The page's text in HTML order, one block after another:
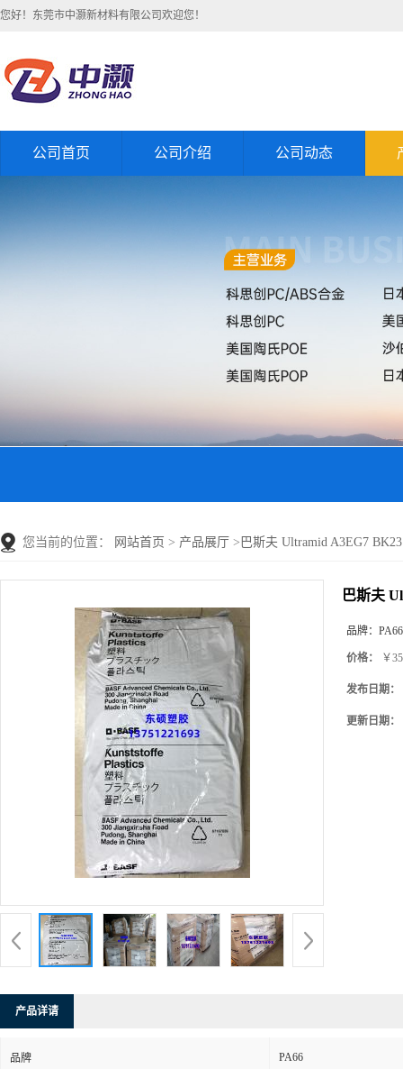
您好！东莞市中灏新材料有限公司欢迎您！
公司首页 公司介绍 公司动态
您当前的位置： 网站首页 > 产品展厅 > 巴斯夫 Ultramid A3EG7
巴斯夫
品牌： PA66
价格： ￥
发布日期：
更新日期：
产品详请
品牌 PA66